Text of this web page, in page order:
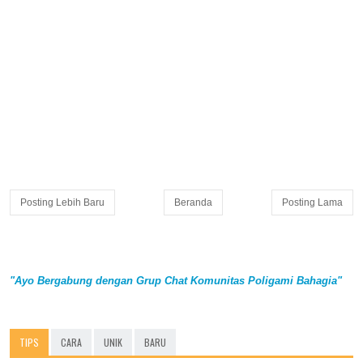
Posting Lebih Baru Posting Lama
Beranda
"Ayo Bergabung dengan Grup Chat Komunitas Poligami Bahagia"
TIPS CARA UNIK BARU